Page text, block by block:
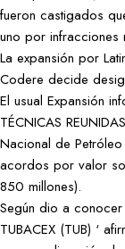
fueron castigados
uno por infracciones
La expansión por
Codere decide
El usual Expansión
TÉCNICAS
Nacional de
acordos por valor
850 millones).
Según dio a
TUBACEX (TUB) ‘